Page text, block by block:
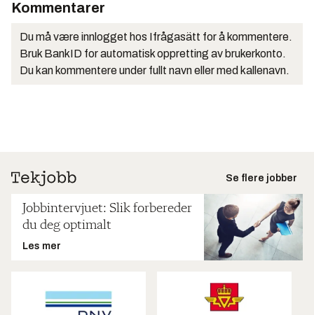
Kommentarer
Du må være innlogget hos Ifrågasätt for å kommentere.
Bruk BankID for automatisk oppretting av brukerkonto.
Du kan kommentere under fullt navn eller med kallenavn.
Se flere jobber
Jobbintervjuet: Slik forbereder
du deg optimalt
Les mer